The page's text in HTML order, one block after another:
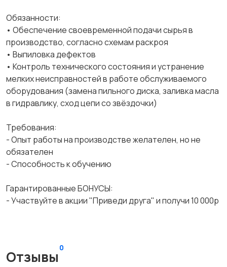
Обязанности:
• Обеспечение своевременной подачи сырья в
производство, согласно схемам раскроя
• Выпиловка дефектов
• Контроль технического состояния и устранение
мелких неисправностей в работе обслуживаемого
оборудования (замена пильного диска, заливка масла
в гидравлику, сход цепи со звёздочки)
Требования:
- Опыт работы на производстве желателен, но не
обязателен
- Способность к обучению
Гарантированные БОНУСЫ:
- Участвуйте в акции "Приведи друга" и получи 10 000р
Отзывы
0